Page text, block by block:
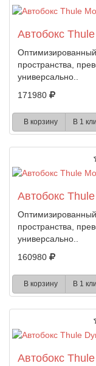
Автобокс
пространства,
универсально..
171980
В корзину В 1
Автобокс
пространства,
универсально..
160980
В корзину В 1
Автобокс